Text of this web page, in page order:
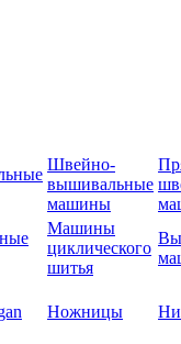
Швейно-
вышивальные
машины
Машины
циклического
шитья
Ножницы